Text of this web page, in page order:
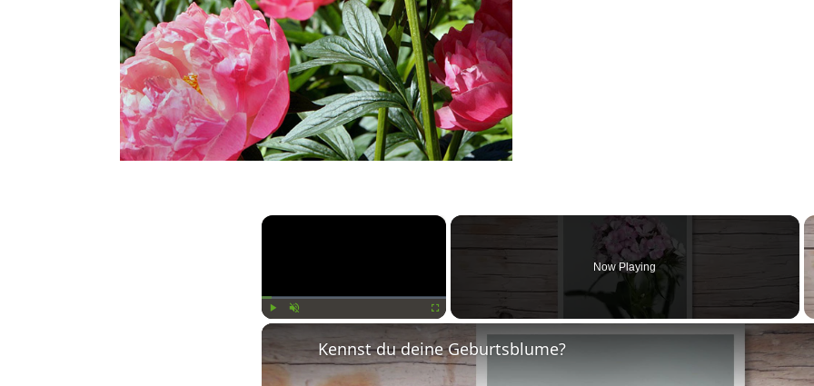
×
Now Playing
Kennst du deine Geburtsblume?